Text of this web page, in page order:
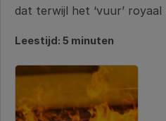
dat terwijl het ‘vuur’
Leestijd: 5 minuten